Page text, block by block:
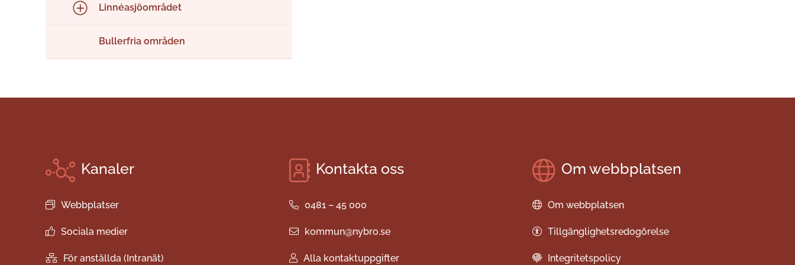
Linnéasjöområdet
Bullerfria områden
Kanaler
Webbplatser
Sociala medier
För anställda (Intranät)
Kontakta oss
0481 – 45 000
kommun@nybro.se
Alla kontaktuppgifter
Om webbplatsen
Om webbplatsen
Tillgänglighetsredogörelse
Integritetspolicy